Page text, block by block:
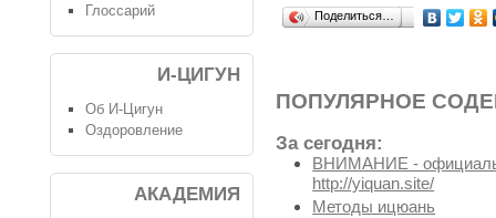
Поделиться…
ПОПУЛЯРНОЕ
За сегодня:
ВНИМАНИЕ -
http://yiquan.site/
Методы ицюань
Глоссарий
И-ЦИГУН
Об И-Цигун
Оздоровление
АКАДЕМИЯ